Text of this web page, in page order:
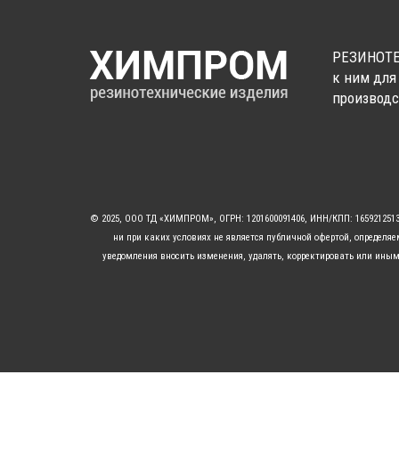
к ним для
© 2025, ООО ТД «ХИМПРОМ», ОГРН: 1201600091406, ИНН/КПП:
ни при каких условиях не является публичной офертой,
уведомления вносить изменения, удалять, корректировать или